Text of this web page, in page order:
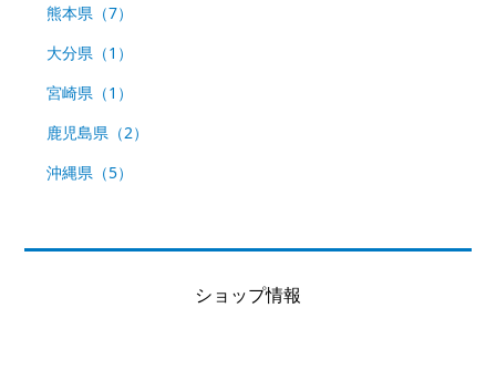
熊本県（7）
大分県（1）
宮崎県（1）
鹿児島県（2）
沖縄県（5）
ショップ情報